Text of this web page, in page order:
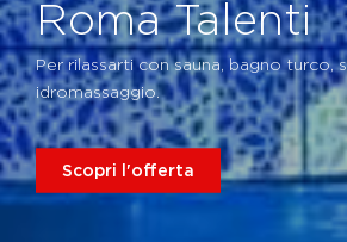
Roma Talenti
Per rilassarti con sauna, bagno turco,
idromassaggio.
Scopri l'offerta